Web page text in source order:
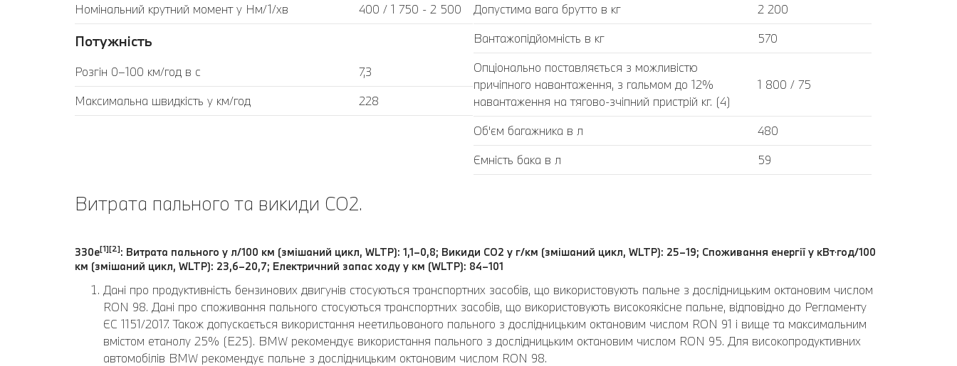
Номінальний крутний момент у Нм/1/хв
400 / 1 750 - 2 500
Потужність
Розгін 0–100 км/год в с
7,3
Максимальна швидкість у км/год
228
Допустима вага брутто в кг
2 200
Вантажопідйомність в кг
570
Опціонально поставляється з можливістю
причіпного навантаження, з гальмом до 12%
навантаження на тягово-зчіпний пристрій кг. (4)
1 800 / 75
Об'єм багажника в л
480
Ємність бака в л
59
Витрата пального та викиди CO2.
330e[1][2]: Витрата пального у л/100 км (змішаний цикл, WLTP): 1,1–0,8; Викиди CO2 у г/км (змішаний цикл, WLTP): 25–19; Споживання енергії у кВт⋅год/100
км (змішаний цикл, WLTP): 23,6–20,7; Електричний запас ходу у км (WLTP): 84–101
Дані про продуктивність бензинових двигунів стосуються транспортних засобів, що використовують пальне з дослідницьким октановим числом
RON 98. Дані про споживання пального стосуються транспортних засобів, що використовують високоякісне пальне, відповідно до Регламенту
ЄС 1151/2017. Також допускається використання неетильованого пального з дослідницьким октановим числом RON 91 і вище та максимальним
вмістом етанолу 25% (E25). BMW рекомендує використання пального з дослідницьким октановим числом RON 95. Для високопродуктивних
автомобілів BMW рекомендує пальне з дослідницьким октановим числом RON 98.